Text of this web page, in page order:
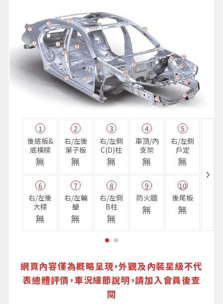
1
後底板&
底橫樑
無
2
右/左後
葉子板
無
3
右/左側
C(D)柱
無
4
車頂/內
支架
無
5
右/左側
戶定
無
6
右/左後
大樑
無
7
右/左輪
艙
無
8
右/左側
B柱
無
9
防火牆
無
10
後尾板
無
網頁內容僅為概略呈現，外觀及內裝星級不代
表總體評價，車況細節說明，請加入會員後查
閱